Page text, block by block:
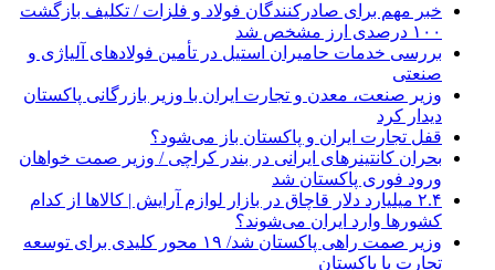
خبر مهم برای صادرکنندگان فولاد و فلزات / تکلیف بازگشت
۱۰۰ درصدی ارز مشخص شد
بررسی خدمات حامیران استیل در تأمین فولادهای آلیاژی و
صنعتی
وزیر صنعت، معدن و تجارت ایران با وزیر بازرگانی پاکستان
دیدار کرد
قفل تجارت ایران و پاکستان باز می‌شود؟
بحران کانتینر‌های ایرانی در بندر کراچی / وزیر صمت خواهان
ورود فوری پاکستان شد
۲.۴ میلیارد دلار قاچاق در بازار لوازم آرایش | کالاها از کدام
کشورها وارد ایران می‌شوند؟
وزیر صمت راهی پاکستان شد/ ۱۹ محور کلیدی برای توسعه
تجارت با پاکستان